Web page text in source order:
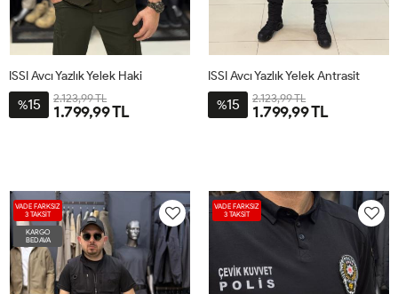
ISSI Avcı Yazlık Yelek Haki
%15 2.123,99 TL
1.799,99 TL
ISSI Avcı Yazlık Yelek Antrasit
%15 2.123,99 TL
1.799,99 TL
VADE FARKSIZ
3 TAKSİT
KARGO
BEDAVA
VADE FARKSIZ
3 TAKSİT